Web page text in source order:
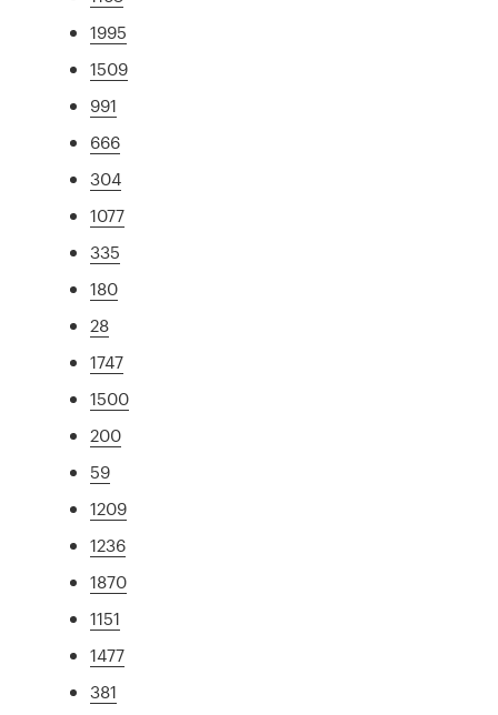
1995
1509
991
666
304
1077
335
180
28
1747
1500
200
59
1209
1236
1870
1151
1477
381